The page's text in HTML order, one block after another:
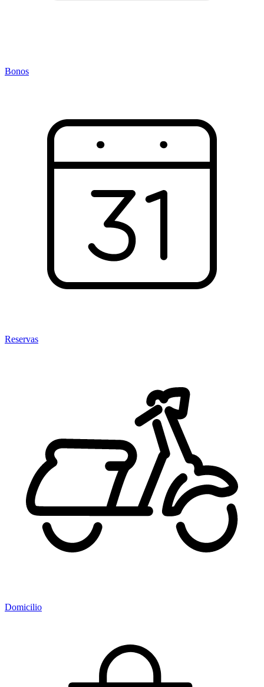
Bonos
Reservas
Domicilio